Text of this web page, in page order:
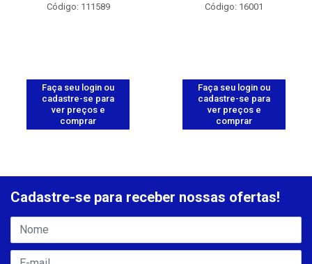
Código: 111589
Faça seu login ou
cadastre-se para
ver preços e
comprar
Código: 16001
Faça seu login ou
cadastre-se para
ver preços e
comprar
Cadastre-se para receber nossas ofertas!